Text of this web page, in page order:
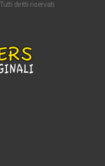
diritti riservati.